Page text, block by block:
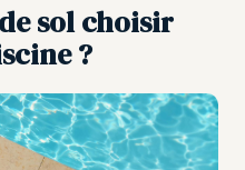
sol choisir
?